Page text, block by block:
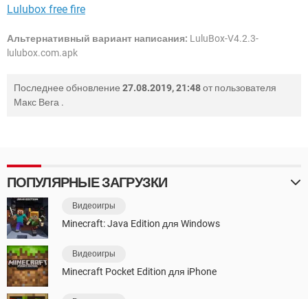
Lulubox free fire
Альтернативный вариант написания: LuluBox-V4.2.3-
lulubox.com.apk
Последнее обновление 27.08.2019, 21:48от пользователя
Макс Вега .
ПОПУЛЯРНЫЕ ЗАГРУЗКИ
Видеоигры
Minecraft: Java Edition для Windows
Видеоигры
Minecraft Pocket Edition для iPhone